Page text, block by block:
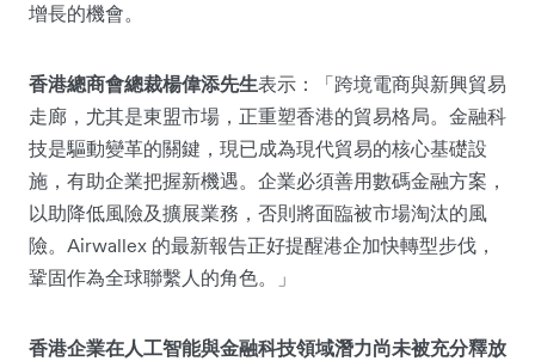
增長的機會。
香港總商會總裁楊偉添先生表示：「跨境電商與新興貿易
走廊，尤其是東盟市場，正重塑香港的貿易格局。金融科
技是驅動變革的關鍵，現已成為現代貿易的核心基礎設
施，有助企業把握新機遇。企業必須善用數碼金融方案，
以助降低風險及擴展業務，否則將面臨被市場淘汰的風
險。 Airwallex 的最新報告正好提醒港企加快轉型步伐，
鞏固作為全球聯繫人的角色。」
香港企業在人工智能與金融科技領域潛力尚未被充分釋放